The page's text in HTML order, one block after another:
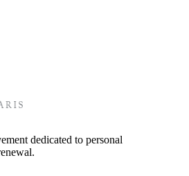
dedicated to personal